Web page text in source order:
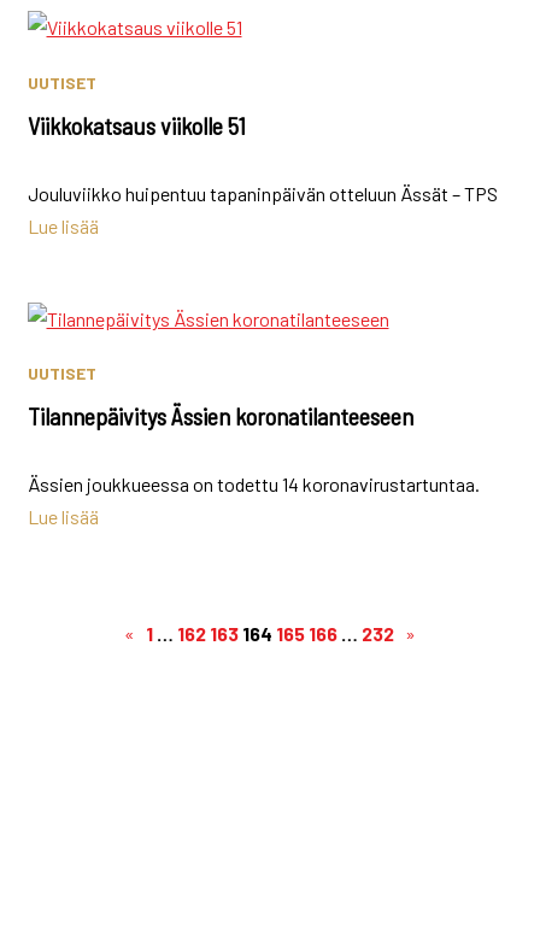
UUTISET
Viikkokatsaus viikolle 51
Jouluviikko huipentuu tapaninpäivän otteluun Ässät – TPS
Lue lisää
UUTISET
Tilannepäivitys Ässien koronatilanteeseen
Ässien joukkueessa on todettu 14 koronavirustartuntaa.
Lue lisää
« 1 … 162 163 164 165 166 … 232 »